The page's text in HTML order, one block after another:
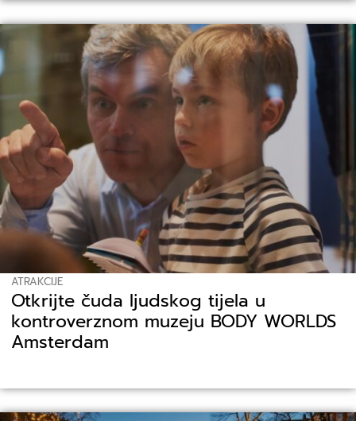
ATRAKCIJE
Otkrijte čuda ljudskog tijela u
kontroverznom muzeju BODY WORLDS
Amsterdam